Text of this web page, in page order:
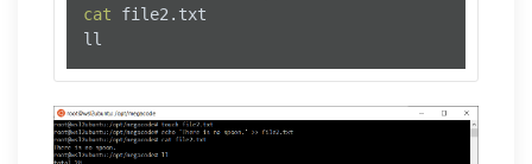
cat file2.txt
ll